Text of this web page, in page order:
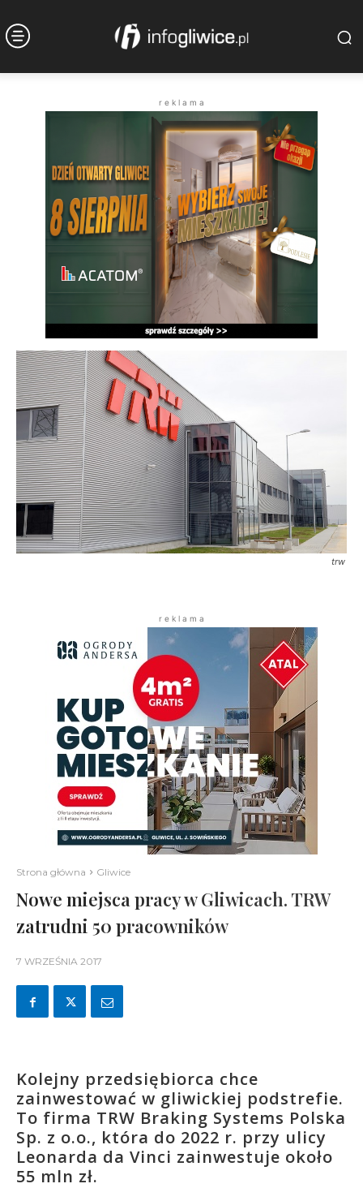
r e k l a m a
trw
r e k l a m a
Strona główna Gliwice
Nowe miejsca pracy w Gliwicach. TRW
zatrudni 50 pracowników
7 WRZEŚNIA 2017
Kolejny przedsiębiorca chce
zainwestować w gliwickiej podstrefie.
To firma TRW Braking Systems Polska
Sp. z o.o., która do 2022 r. przy ulicy
Leonarda da Vinci zainwestuje około
55 mln zł.